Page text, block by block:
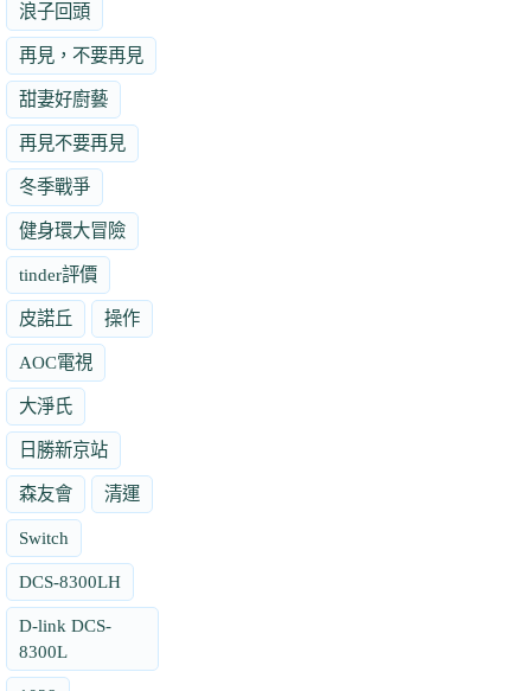
浪子回頭
再見，不要再見
甜妻好廚藝
再見不要再見
冬季戰爭
健身環大冒險
tinder評價
皮諾丘 操作
AOC電視
大淨氏
日勝新京站
森友會 清運
Switch
DCS-8300LH
D-link DCS-
8300L